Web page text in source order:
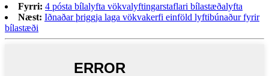
Fyrri: 4 pósta bílalyfta vökvalyftingarstaflari bílastæðalyfta
Næst: Iðnaðar þriggja laga vökvakerfi einföld lyftibúnaður fyrir
bílastæði